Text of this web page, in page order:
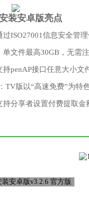
装安卓版亮点
‌ISO27001信息安全管
文件最高30GB，无需
penAP接口任意大小文
TV版以“高速免费”为特
分享者设置付费提取